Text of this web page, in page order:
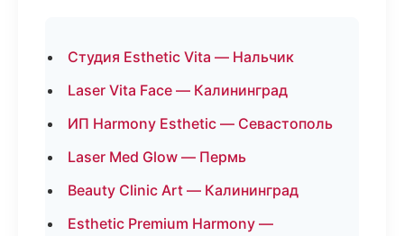
Студия Esthetic Vita — Нальчик
Laser Vita Face — Калининград
ИП Harmony Esthetic — Севастополь
Laser Med Glow — Пермь
Beauty Clinic Art — Калининград
Esthetic Premium Harmony —